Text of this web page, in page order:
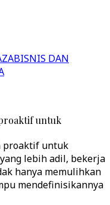
BISNIS DAN
untuk
proaktif untuk
lebih adil, bekerja
hanya memulihkan
mendefinisikannya